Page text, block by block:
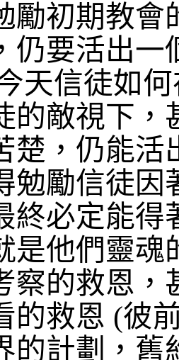
勵初期教會
仍要活出
天信徒如
的敵視下
楚，仍能活
勉勵信徒因
終必定能得
是他們靈
察的救恩，
的救恩 (彼
的計劃，舊